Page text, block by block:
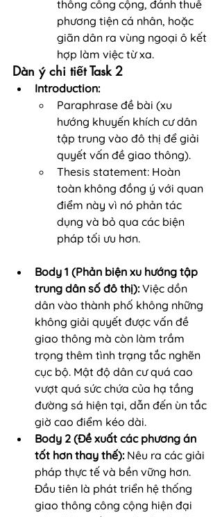
thông công cộng, đánh thuế
phương tiện cá nhân, hoặc
giãn dân ra vùng ngoại ô kết
hợp làm việc từ xa.
Dàn ý chi tiết Task 2
Introduction:
Paraphrase đề bài (xu
hướng khuyến khích cư dân
tập trung vào đô thị để giải
quyết vấn đề giao thông).
Thesis statement: Hoàn
toàn không đồng ý với quan
điểm này vì nó phản tác
dụng và bỏ qua các biện
pháp tối ưu hơn.
Body 1 (Phản biện xu hướng tập
trung dân số đô thị): Việc dồn
dân vào thành phố không những
không giải quyết được vấn đề
giao thông mà còn làm trầm
trọng thêm tình trạng tắc nghẽn
cục bộ. Mật độ dân cư quá cao
vượt quá sức chứa của hạ tầng
đường sá hiện tại, dẫn đến ùn tắc
giờ cao điểm kéo dài.
Body 2 (Đề xuất các phương án
tốt hơn thay thế): Nêu ra các giải
pháp thực tế và bền vững hơn.
Đầu tiên là phát triển hệ thống
giao thông công cộng hiện đại